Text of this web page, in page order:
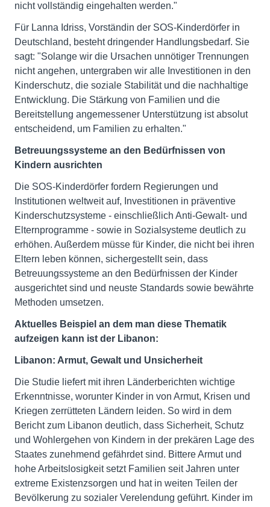
nicht vollständig eingehalten werden."
Für Lanna Idriss, Vorständin der SOS-Kinderdörfer in
Deutschland, besteht dringender Handlungsbedarf. Sie
sagt: "Solange wir die Ursachen unnötiger Trennungen
nicht angehen, untergraben wir alle Investitionen in den
Kinderschutz, die soziale Stabilität und die nachhaltige
Entwicklung. Die Stärkung von Familien und die
Bereitstellung angemessener Unterstützung ist absolut
entscheidend, um Familien zu erhalten."
Betreuungssysteme an den Bedürfnissen von
Kindern ausrichten
Die SOS-Kinderdörfer fordern Regierungen und
Institutionen weltweit auf, Investitionen in präventive
Kinderschutzsysteme - einschließlich Anti-Gewalt- und
Elternprogramme - sowie in Sozialsysteme deutlich zu
erhöhen. Außerdem müsse für Kinder, die nicht bei ihren
Eltern leben können, sichergestellt sein, dass
Betreuungssysteme an den Bedürfnissen der Kinder
ausgerichtet sind und neuste Standards sowie bewährte
Methoden umsetzen.
Aktuelles Beispiel an dem man diese Thematik
aufzeigen kann ist der Libanon:
Libanon: Armut, Gewalt und Unsicherheit
Die Studie liefert mit ihren Länderberichten wichtige
Erkenntnisse, worunter Kinder in von Armut, Krisen und
Kriegen zerrütteten Ländern leiden. So wird in dem
Bericht zum Libanon deutlich, dass Sicherheit, Schutz
und Wohlergehen von Kindern in der prekären Lage des
Staates zunehmend gefährdet sind. Bittere Armut und
hohe Arbeitslosigkeit setzt Familien seit Jahren unter
extreme Existenzsorgen und hat in weiten Teilen der
Bevölkerung zu sozialer Verelendung geführt. Kinder im